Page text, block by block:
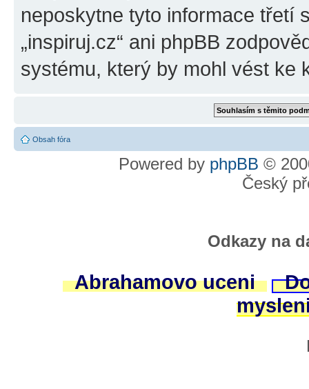
neposkytne tyto informace třetí
„inspiruj.cz“ ani phpBB
systému, který by mohl vést ke
Obsah fóra
Powered by phpBB ©
Český
Odkazy na
Abrahamovo uceni